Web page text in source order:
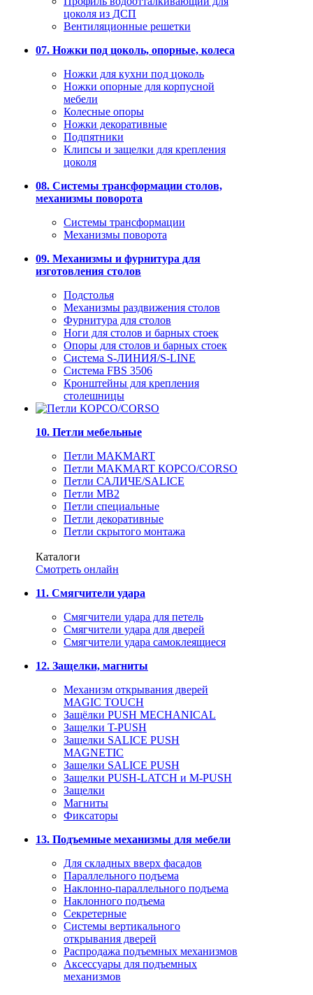
цоколя из ДСП
Вентиляционные решетки
07. Ножки под цоколь, опорные, колеса
Ножки для кухни под цоколь
Ножки опорные для корпусной
мебели
Колесные опоры
Ножки декоративные
Подпятники
Клипсы и защелки для крепления
цоколя
08. Системы трансформации столов,
механизмы поворота
Системы трансформации
Механизмы поворота
09. Механизмы и фурнитура для
изготовления столов
Подстолья
Механизмы раздвижения столов
Фурнитура для столов
Ноги для столов и барных стоек
Опоры для столов и барных стоек
Система S-ЛИНИЯ/S-LINE
Система FBS 3506
Кронштейны для крепления
столешницы
10. Петли мебельные
Петли MAKMART
Петли MAKMART КОРСО/CORSO
Петли САЛИЧЕ/SALICE
Петли MB2
Петли специальные
Петли декоративные
Петли скрытого монтажа
Каталоги
Смотреть онлайн
11. Смягчители удара
Смягчители удара для петель
Смягчители удара для дверей
Cмягчители удара самоклеящиеся
12. Защелки, магниты
Механизм открывания дверей
MAGIC TOUCH
Защёлки PUSH MECHANICAL
Защелки T-PUSH
Защелки SALICE PUSH
MAGNETIC
Защелки SALICE PUSH
Защелки PUSH-LATCH и M-PUSH
Защелки
Магниты
Фиксаторы
13. Подъемные механизмы для мебели
Для складных вверх фасадов
Параллельного подъема
Наклонно-параллельного подъема
Наклонного подъема
Секретерные
Системы вертикального
открывания дверей
Распродажа подъемных механизмов
Аксессуары для подъемных
механизмов